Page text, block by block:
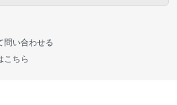
問い合わせる
こちら